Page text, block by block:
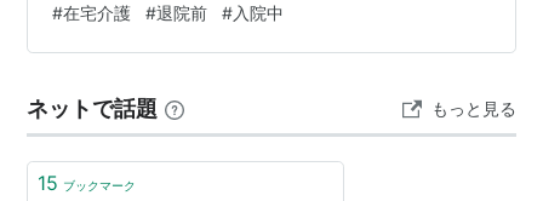
#在宅介護 #退院前 #入院中
ネットで話題 もっと見る
15 ブックマーク